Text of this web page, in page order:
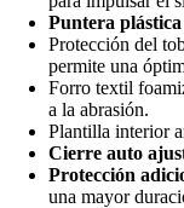
Puntera
Protección del
permite una
Forro textil
a la abrasión.
Plantilla interior
Cierre auto
Protección
una mayor